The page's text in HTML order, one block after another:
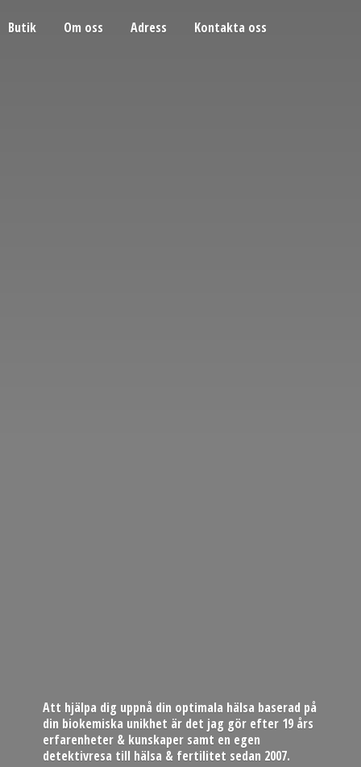
Butik Om oss Adress Kontakta oss
Att hjälpa dig uppnå din optimala hälsa baserad på
din biokemiska unikhet är det jag gör efter 19 års
erfarenheter & kunskaper samt en egen
detektivresa till hälsa & fertilitet sedan 2007.